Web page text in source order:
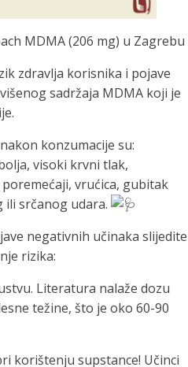
MDMA (206 mg) u Zagrebu
zdravlja korisnika i pojave
sadržaja MDMA koji je
konzumacije su:
visoki krvni tlak,
vrućica, gubitak
ili srčanog udara.
negativnih učinaka slijedite
rizika:
Literatura nalaže dozu
težine, što je oko 60-90
korištenju supstance! Učinci